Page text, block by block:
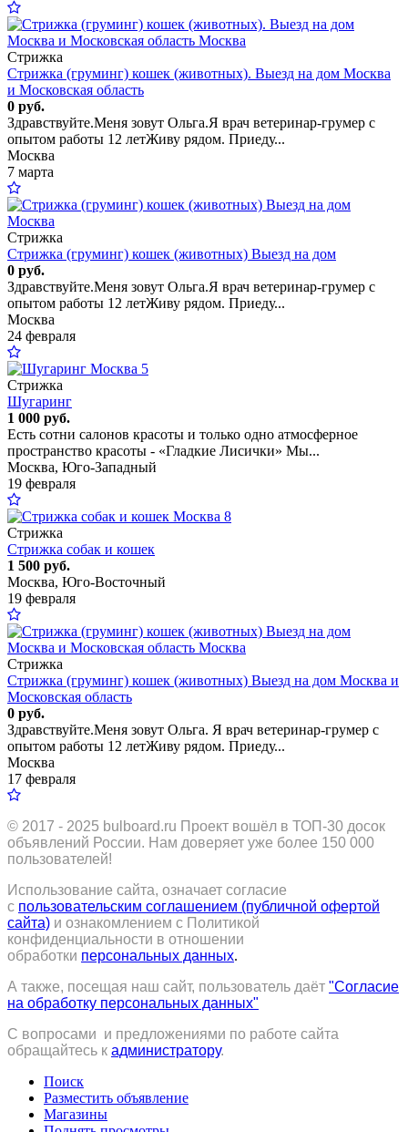
Стрижка
Стрижка (груминг) кошек (животных). Выезд на дом Москва
и Московская область
0 руб.
Здравствуйтe.Меня зовут Ольга.Я врач ветеринар-грумер с
опытом работы 12 летЖиву рядом. Приеду...
Москва
7 марта
Стрижка
Стрижка (груминг) кошек (животных) Выезд на дом
0 руб.
Здравствуйтe.Меня зовут Ольга.Я врач ветеринар-грумер с
опытом работы 12 летЖиву рядом. Приеду...
Москва
24 февраля
5
Стрижка
Шугаринг
1 000 руб.
Есть сотни салонов красоты и только одно атмосферное
пространство красоты - «Гладкие Лисички» Мы...
Москва, Юго-Западный
19 февраля
8
Стрижка
Стрижка собак и кошек
1 500 руб.
Москва, Юго-Восточный
19 февраля
Стрижка
Стрижка (груминг) кошек (животных) Выезд на дом Москва и
Московская область
0 руб.
Здравствуйтe.Меня зовут Ольга. Я врач ветеринар-грумер с
опытом работы 12 летЖиву рядом. Приеду...
Москва
17 февраля
© 2017 - 2025 bulboard.ru Проект вошёл в ТОП-30 досок
объявлений России. Нам доверяет уже более 150 000
пользователей!
Использование сайта, означает согласие
с пользовательским соглашением (публичной офертой
сайта) и ознакомлением с Политикой
конфиденциальности в отношении
обработки персональных данных.
А также, посещая наш сайт, пользователь даёт "Согласие
на обработку персональных данных"
С вопросами и предложениями по работе сайта
обращайтесь к администратору.
Поиск
Разместить объявление
Магазины